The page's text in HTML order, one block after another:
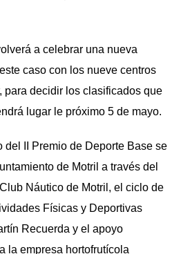
a celebrar una nueva
caso con los nueve centros
para decidir los clasificados que
lugar le próximo 5 de mayo.
del II Premio de Deporte Base se
de Motril a través del
Náutico de Motril, el ciclo de
Físicas y Deportivas
Recuerda y el apoyo
la empresa hortofrutícola